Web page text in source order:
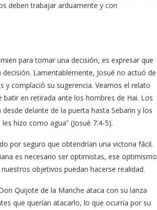
deben trabajar arduamente y con
para tomar una decisión, es expresar que
Lamentablemente, Josué no actuó de
y complació su sugerencia. Veamos el relato
en retirada ante los hombres de Hai. Los
delante de la puerta hasta Sebarin y los
hizo como agua” (Josué 7:4-5).
por seguro que obtendrían una victoria fácil.
es necesario ser optimistas, ese optimismo
objetivos puedan hacerse realidad.
Quijote de la Manche ataca con su lanza
que querían atacarlo, lo que ocurría por su